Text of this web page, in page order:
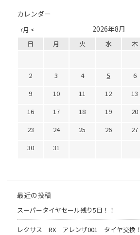
カレンダー
7月 < 2026年8月
日 月 火 水 木
2
3 4 5 6
9
10 11 12 13
16
17 18 19 20
23
24 25 26 27
30
31
最近の投稿
スーパータイヤセール残り5日！！
レクサス RX アレンザ001 タイヤ交換！